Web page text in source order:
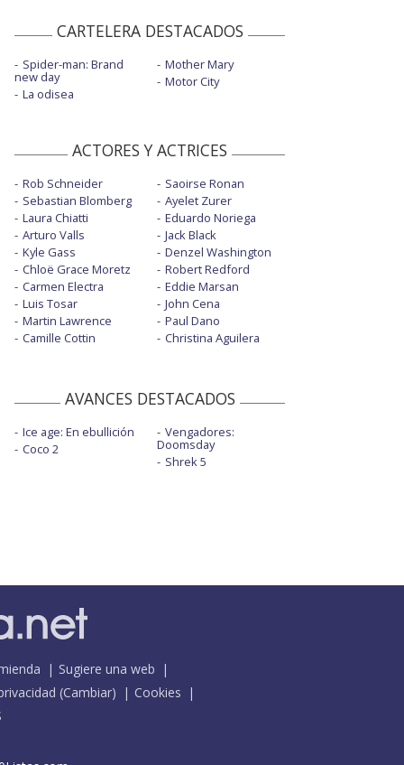
CARTELERA DESTACADOS
Spider-man: Brand
new day
La odisea
Mother Mary
Motor City
ACTORES Y ACTRICES
Rob Schneider
Sebastian Blomberg
Laura Chiatti
Arturo Valls
Kyle Gass
Chloë Grace Moretz
Carmen Electra
Luis Tosar
Martin Lawrence
Camille Cottin
Saoirse Ronan
Ayelet Zurer
Eduardo Noriega
Jack Black
Denzel Washington
Robert Redford
Eddie Marsan
John Cena
Paul Dano
Christina Aguilera
AVANCES DESTACADOS
Ice age: En ebullición
Coco 2
Vengadores:
Doomsday
Shrek 5
Sugiere una web
(Cambiar)
Cookies